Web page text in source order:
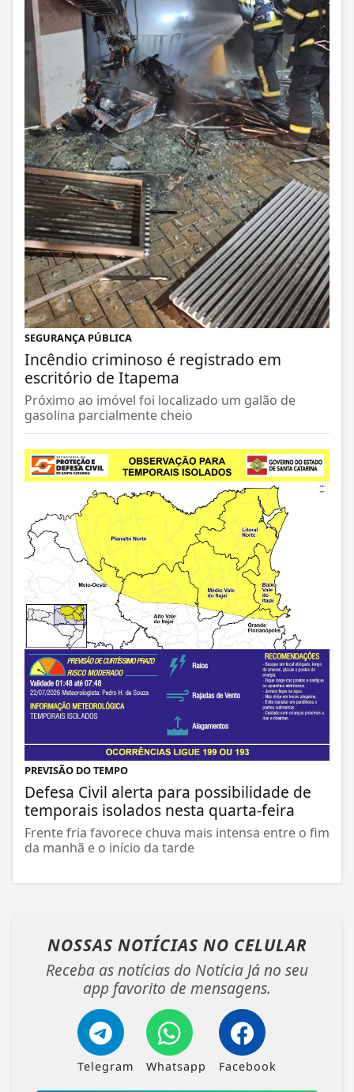
SEGURANÇA PÚBLICA
Incêndio criminoso é registrado em
escritório de Itapema
Próximo ao imóvel foi localizado um galão de
gasolina parcialmente cheio
PREVISÃO DO TEMPO
Defesa Civil alerta para possibilidade de
temporais isolados nesta quarta-feira
Frente fria favorece chuva mais intensa entre o fim
da manhã e o início da tarde
NOSSAS NOTÍCIAS NO CELULAR
Receba as notícias do Notícia Já no seu
app favorito de mensagens.
Telegram Whatsapp Facebook